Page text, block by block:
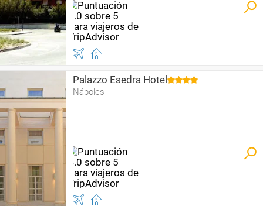
Palazzo Esedra Hotel
Nápoles